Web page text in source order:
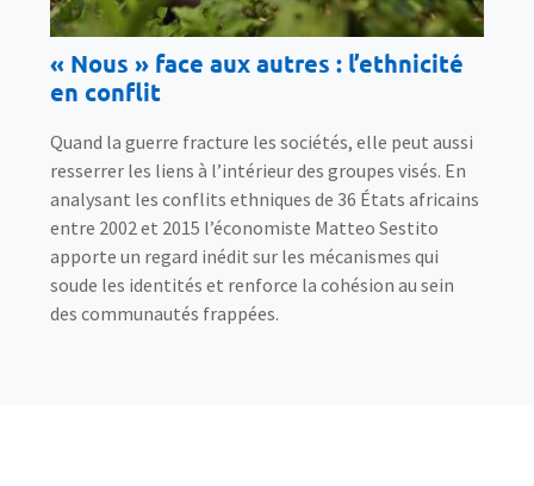
« Nous » face aux autres : l’ethnicité
en conflit
Quand la guerre fracture les sociétés, elle peut aussi
resserrer les liens à l’intérieur des groupes visés. En
analysant les conflits ethniques de 36 États africains
entre 2002 et 2015 l’économiste Matteo Sestito
apporte un regard inédit sur les mécanismes qui
soude les identités et renforce la cohésion au sein
des communautés frappées.